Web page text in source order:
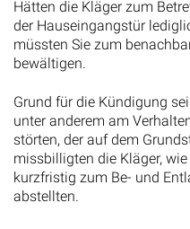
der Hauseingangstür
müssten Sie zum
bewältigen.
unter anderem am
störten, der auf dem
missbilligten die Kläger,
kurzfristig zum Be- und
abstellten.